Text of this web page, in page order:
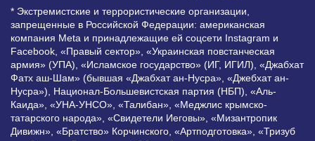
* Экстремистские и террористические организации,
запрещенные в Российской Федерации: американская
компания Meta и принадлежащие ей соцсети Instagram и
Facebook, «Правый сектор», «Украинская повстанческая
армия» (УПА), «Исламское государство» (ИГ, ИГИЛ), «Джабхат
Фатх аш-Шам» (бывшая «Джабхат ан-Нусра», «Джебхат ан-
Нусра»), Национал-Большевистская партия (НБП), «Аль-
Каида», «УНА-УНСО», «Талибан», «Меджлис крымско-
татарского народа», «Свидетели Иеговы», «Мизантропик
Дивижн», «Братство» Корчинского, «Артподготовка», «Тризуб